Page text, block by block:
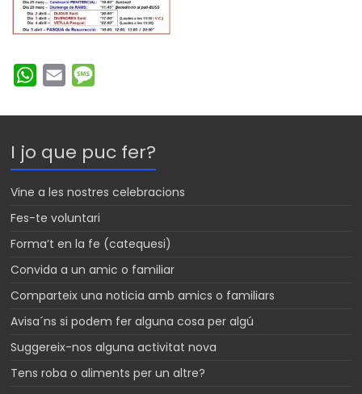
W
a
s
A
p
a
l
s
a
g
e
I jo que puc fer?
Vine a les nostres celebracions
Fes-te voluntari
Forma’t en la fe (catequesi)
Convida a un amic o familiar
Comparteix una noticia amb amics o familiars
Avisa´ns si podem fer alguna cosa per algú
Suggereix-nos alguna activitat nova
Tens roba o aliments per un altre?